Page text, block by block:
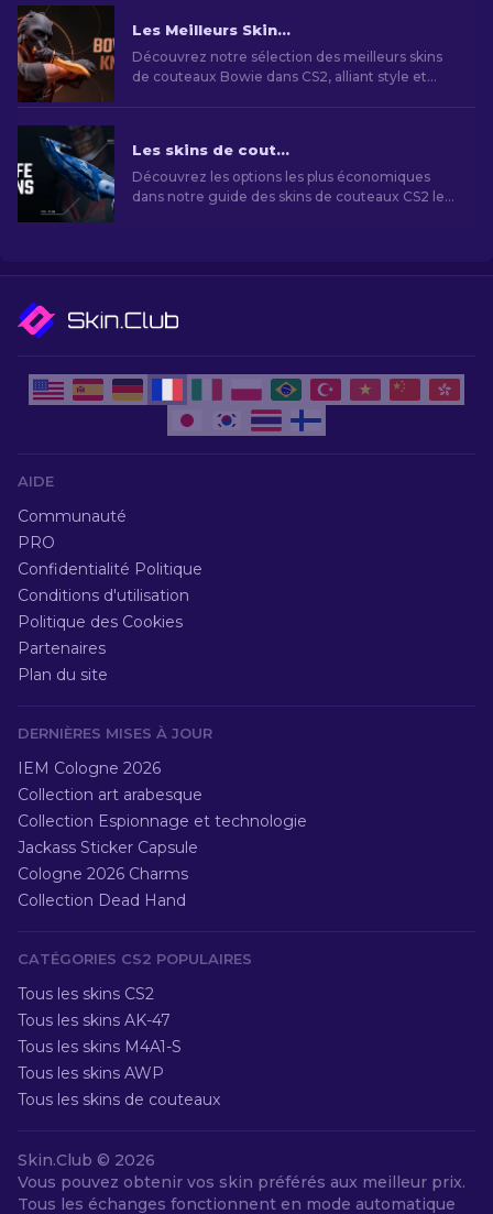
Les Meilleurs Skins de Couteaux Bowie dans CS2
Découvrez notre sélection des meilleurs skins
de couteaux Bowie dans CS2, alliant style et
Les skins de couteaux CS2 les moins chers [2026]
Découvrez les options les plus économiques
dans notre guide des skins de couteaux CS2 les
AIDE
Communauté
PRO
Confidentialité Politique
Conditions d'utilisation
Politique des Cookies
Partenaires
Plan du site
DERNIÈRES MISES À JOUR
IEM Cologne 2026
Collection art arabesque
Collection Espionnage et technologie
Jackass Sticker Capsule
Cologne 2026 Charms
Collection Dead Hand
CATÉGORIES CS2 POPULAIRES
Tous les skins CS2
Tous les skins AK-47
Tous les skins M4A1-S
Tous les skins AWP
Tous les skins de couteaux
Skin.Club © 2026
Vous pouvez obtenir vos skin préférés aux meilleur prix.
Tous les échanges fonctionnent en mode automatique